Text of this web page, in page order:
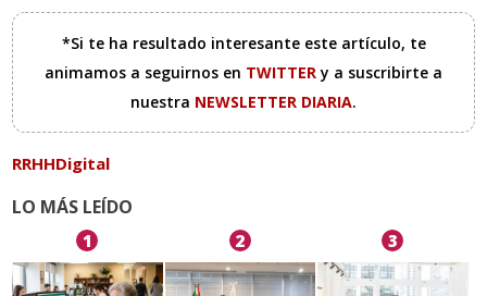
*Si te ha resultado interesante este artículo, te
animamos a seguirnos en TWITTERy a suscribirte a
nuestra NEWSLETTER DIARIA.
RRHHDigital
LO MÁS LEÍDO
1 2 3